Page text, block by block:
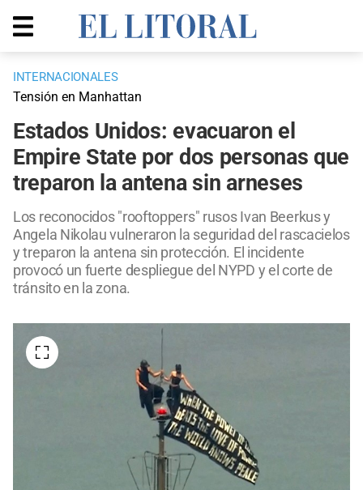
INTERNACIONALES
Tensión en Manhattan
Estados Unidos: evacuaron el
Empire State por dos personas que
treparon la antena sin arneses
Los reconocidos "rooftoppers" rusos Ivan Beerkus y
Angela Nikolau vulneraron la seguridad del rascacielos
y treparon la antena sin protección. El incidente
provocó un fuerte despliegue del NYPD y el corte de
tránsito en la zona.